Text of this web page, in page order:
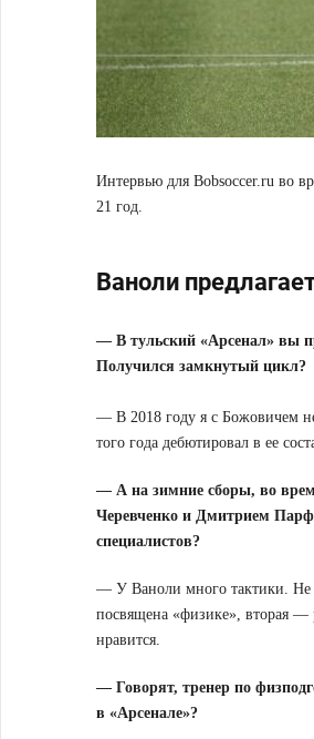
Интервью для Bobsoccer.ru во
21 год.
Ваноли
— В тульский «Арсенал» вы
Получился замкнутый цикл?
— В 2018 году я с Божовичем
того года дебютировал в ее
— А на зимние сборы, во
Черевченко и Дмитрием
специалистов?
— У Ваноли много тактики. Не
посвящена «физике», вторая —
нравится.
— Говорят, тренер по
в «Арсенале»?